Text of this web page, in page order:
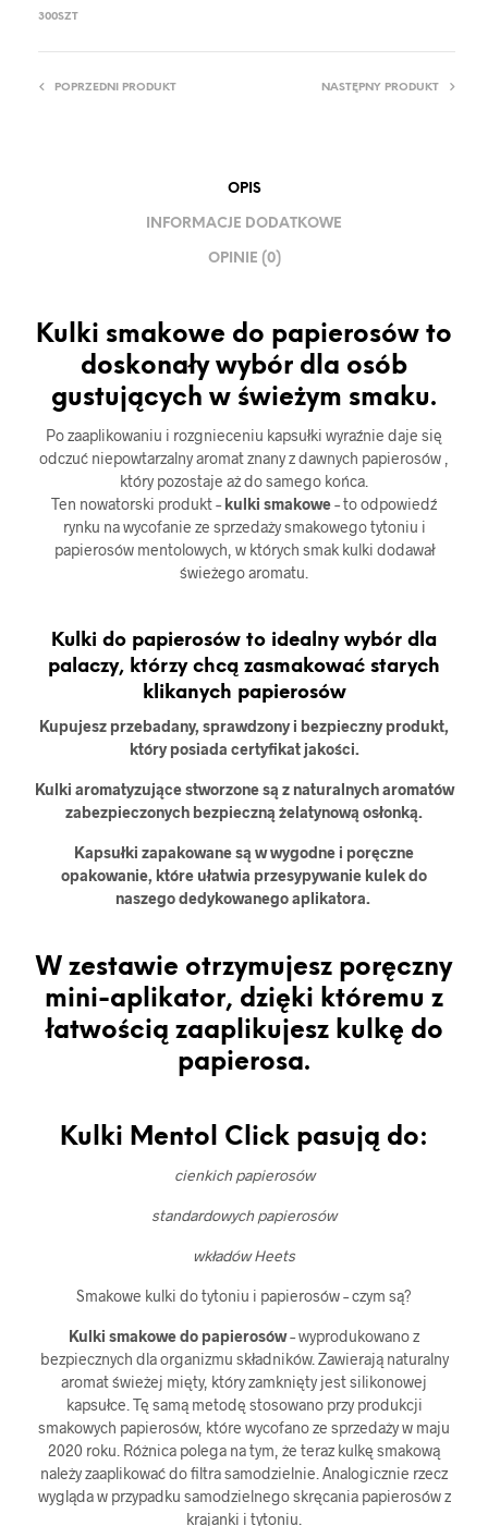
300SZT
POPRZEDNI PRODUKT NASTĘPNY PRODUKT
OPIS
INFORMACJE DODATKOWE
OPINIE (0)
Kulki smakowe do papierosów to
doskonały wybór dla osób
gustujących w świeżym smaku.
Po zaaplikowaniu i rozgnieceniu kapsułki wyraźnie daje się
odczuć niepowtarzalny aromat znany z dawnych papierosów ,
który pozostaje aż do samego końca.
Ten nowatorski produkt – kulki smakowe– to odpowiedź
rynku na wycofanie ze sprzedaży smakowego tytoniu i
papierosów mentolowych, w których smak kulki dodawał
świeżego aromatu.
Kulki do papierosów to idealny wybór dla
palaczy, którzy chcą zasmakować starych
klikanych papierosów
Kupujesz przebadany, sprawdzony i bezpieczny produkt,
który posiada certyfikat jakości.
Kulki aromatyzujące stworzone są z naturalnych aromatów
zabezpieczonych bezpieczną żelatynową osłonką.
Kapsułki zapakowane są w wygodne i poręczne
opakowanie, które ułatwia przesypywanie kulek do
naszego dedykowanego aplikatora.
W zestawie otrzymujesz poręczny
mini-aplikator, dzięki któremu z
łatwością zaaplikujesz kulkę do
papierosa.
Kulki Mentol Click pasują do:
cienkich papierosów
standardowych papierosów
wkładów Heets
Smakowe kulki do tytoniu i papierosów – czym są?
Kulki smakowe do papierosów– wyprodukowano z
bezpiecznych dla organizmu składników. Zawierają naturalny
aromat świeżej mięty, który zamknięty jest silikonowej
kapsułce. Tę samą metodę stosowano przy produkcji
smakowych papierosów, które wycofano ze sprzedaży w maju
2020 roku. Różnica polega na tym, że teraz kulkę smakową
należy zaaplikować do filtra samodzielnie. Analogicznie rzecz
wygląda w przypadku samodzielnego skręcania papierosów z
krajanki i tytoniu.